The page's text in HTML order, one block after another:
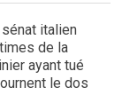
italien
de la
ayant tué
le dos